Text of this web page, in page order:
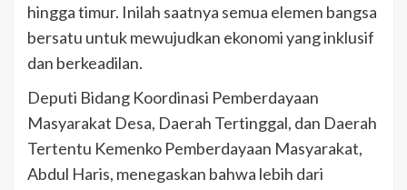
hingga timur. Inilah saatnya semua elemen bangsa
bersatu untuk mewujudkan ekonomi yang inklusif
dan berkeadilan.
Deputi Bidang Koordinasi Pemberdayaan
Masyarakat Desa, Daerah Tertinggal, dan Daerah
Tertentu Kemenko Pemberdayaan Masyarakat,
Abdul Haris, menegaskan bahwa lebih dari